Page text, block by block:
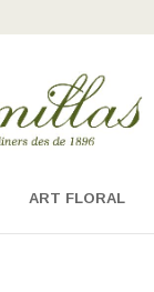
ART FLORAL